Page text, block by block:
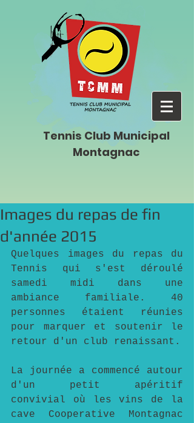
Tennis Club Municipal
Montagnac
Images du repas de fin
d'année 2015
Quelques images du repas du
Tennis qui s'est déroulé
samedi midi dans une
ambiance familiale. 40
personnes étaient réunies
pour marquer et soutenir le
retour d'un club renaissant.
La journée a commencé autour
d'un petit apéritif
convivial où les vins de la
cave Cooperative Montagnac